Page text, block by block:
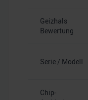
Geizhals
Bewertung
Serie / Modell
Chip-